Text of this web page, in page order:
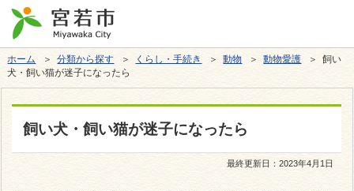
ホーム ＞分類から探す ＞ くらし・手続き ＞動物 ＞動物愛護 ＞ 飼い
犬・飼い猫が迷子になったら
飼い犬・飼い猫が迷子になったら
最終更新日：2023年4月1日